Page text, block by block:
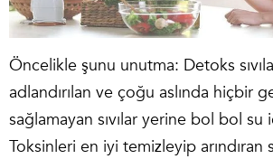
Öncelikle şunu unutma: Detoks
adlandırılan ve çoğu aslında hiçbir
sağlamayan sıvılar yerine bol bol su
Toksinleri en iyi temizleyip arındıran